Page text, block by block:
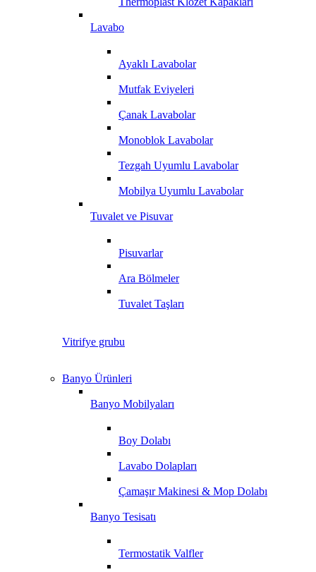
Lavabo
Ayaklı Lavabolar
Mutfak Eviyeleri
Çanak Lavabolar
Monoblok Lavabolar
Tezgah Uyumlu Lavabolar
Mobilya Uyumlu Lavabolar
Tuvalet ve Pisuvar
Pisuvarlar
Ara Bölmeler
Tuvalet Taşları
Vitrifye grubu
Banyo Ürünleri
Banyo Mobilyaları
Boy Dolabı
Lavabo Dolapları
Çamaşır Makinesi & Mop Dolabı
Banyo Tesisatı
Termostatik Valfler